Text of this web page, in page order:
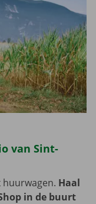
van Sint-
Haal
in de buurt